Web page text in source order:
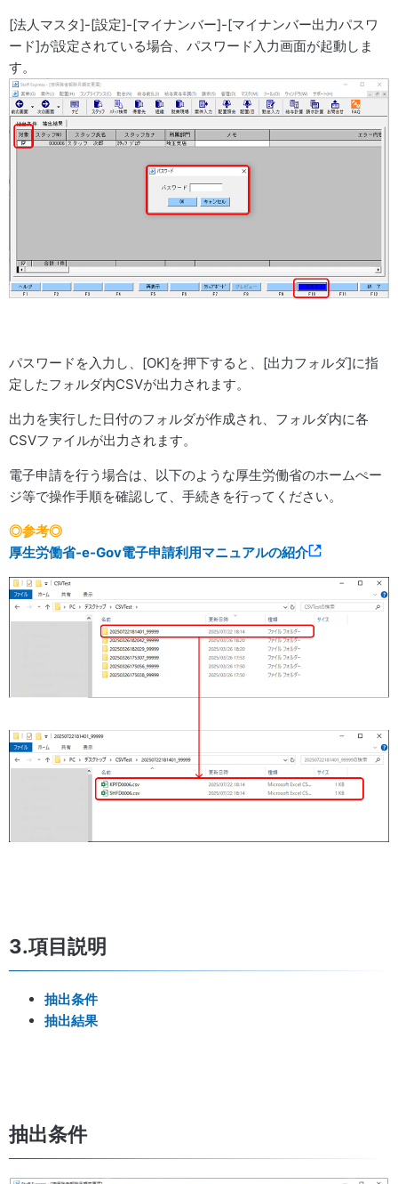
[法人マスタ]-[設定]-[マイナンバー]-[マイナンバー出力パスワ
ード]が設定されている場合、パスワード入力画面が起動しま
す。
パスワードを入力し、[OK]を押下すると、[出力フォルダ]に指
定したフォルダ内CSVが出力されます。
出力を実行した日付のフォルダが作成され、フォルダ内に各
CSVファイルが出力されます。
電子申請を行う場合は、以下のような厚生労働省のホームぺー
ジ等で操作手順を確認して、手続きを行ってください。
◎参考◎
厚生労働省-e-Gov電子申請利用マニュアルの紹介
3.項目説明
抽出条件
抽出結果
抽出条件